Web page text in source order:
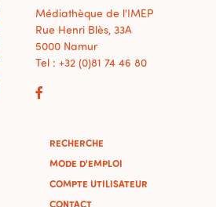
Médiathèque de l'IMEP
Rue Henri Blès, 33A
5000 Namur
Tel : +32 (0)81 74 46 80
RECHERCHE
MODE D'EMPLOI
COMPTE UTILISATEUR
CONTACT